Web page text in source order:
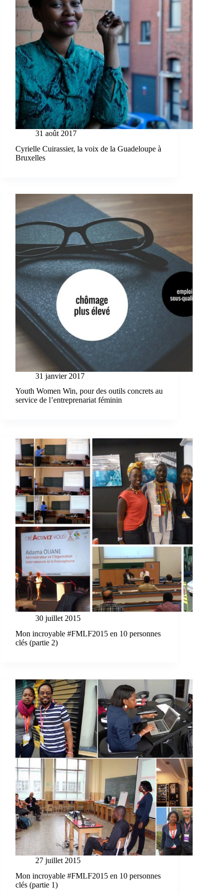
31 août 2017
Cyrielle Cuirassier, la voix de la Guadeloupe à
Bruxelles
31 janvier 2017
Youth Women Win, pour des outils concrets au
service de l’entreprenariat féminin
30 juillet 2015
Mon incroyable #FMLF2015 en 10 personnes
clés (partie 2)
27 juillet 2015
Mon incroyable #FMLF2015 en 10 personnes
clés (partie 1)